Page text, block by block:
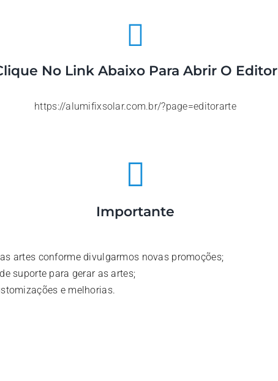
No Link Abaixo Para Abrir O Editor
https://alumifixsolar.com.br/?page=editorarte
Importante
artes conforme divulgarmos novas promoções;
suporte para gerar as artes;
e melhorias.